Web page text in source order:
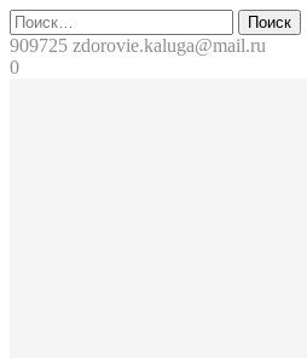
Перейти
к
содержимому
Поиск
909725 zdorovie.kaluga@mail.ru
0